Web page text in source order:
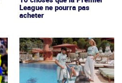
League ne pourra pas
acheter